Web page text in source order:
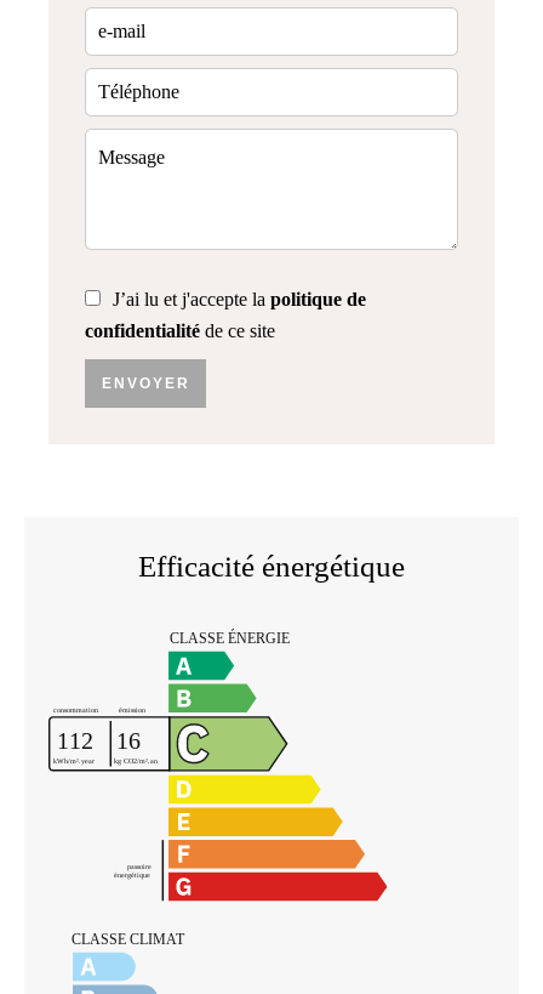
J’ai lu et j'accepte la politique de
confidentialité de ce site
ENVOYER
Efficacité énergétique